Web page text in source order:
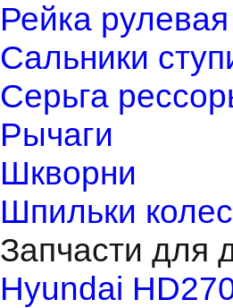
Рейка рулевая
Сальники
Серьга
Рычаги
Шкворни
Шпильки
Запчасти для
Hyundai